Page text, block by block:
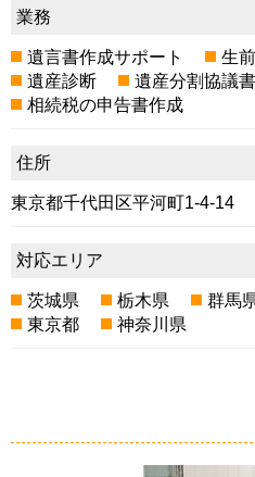
業務
遺言書作成サポート
生
遺産診断
遺産分割協議
相続税の申告書作成
住所
東京都千代田区平河町1-4-14
対応エリア
茨城県 栃木県 群馬
東京都
神奈川県